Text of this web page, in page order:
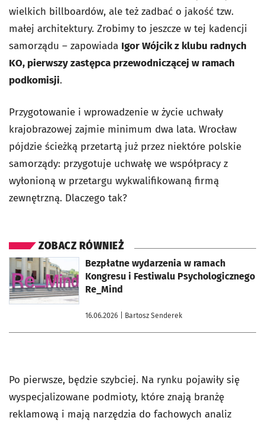
wielkich billboardów, ale też zadbać o jakość tzw.
małej architektury. Zrobimy to jeszcze w tej kadencji
samorządu – zapowiada Igor Wójcik z klubu radnych
KO, pierwszy zastępca przewodniczącej w ramach
podkomisji.
Przygotowanie i wprowadzenie w życie uchwały
krajobrazowej zajmie minimum dwa lata. Wrocław
pójdzie ścieżką przetartą już przez niektóre polskie
samorządy: przygotuje uchwałę we współpracy z
wyłonioną w przetargu wykwalifikowaną firmą
zewnętrzną. Dlaczego tak?
ZOBACZ RÓWNIEŻ
Bezpłatne wydarzenia w ramach
Kongresu i Festiwalu Psychologicznego
Re_Mind
16.06.2026 | Bartosz Senderek
otworzy się w nowej karcie
Po pierwsze, będzie szybciej. Na rynku pojawiły się
wyspecjalizowane podmioty, które znają branżę
reklamową i mają narzędzia do fachowych analiz